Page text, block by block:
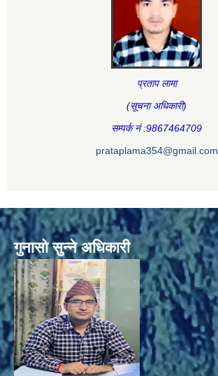
प्रताप लामा
(सूचना अधिकारी)
सम्पर्क नं :9867464709
prataplama354@gmail.com
गुनासो सुन्ने अधिकारी